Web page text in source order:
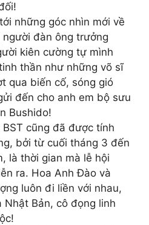
những góc nhìn mới về
đàn ông trưởng
kiên cường tự mình
thần như những võ sĩ
qua biến cố, sóng gió
đến cho anh em bộ sưu
Bushido!
cũng đã được tính
bởi từ cuối tháng 3 đến
là thời gian mà lễ hội
ra. Hoa Anh Đào và
luôn đi liền với nhau,
Bản, cô đọng linh